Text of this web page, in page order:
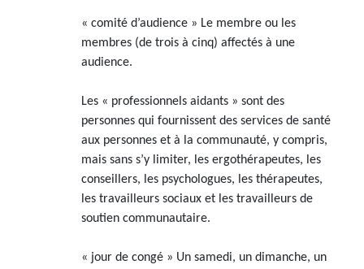
« comité d’audience » Le membre ou les
membres (de trois à cinq) affectés à une
audience.
Les « professionnels aidants » sont des
personnes qui fournissent des services de santé
aux personnes et à la communauté, y compris,
mais sans s’y limiter, les ergothérapeutes, les
conseillers, les psychologues, les thérapeutes,
les travailleurs sociaux et les travailleurs de
soutien communautaire.
« jour de congé » Un samedi, un dimanche, un